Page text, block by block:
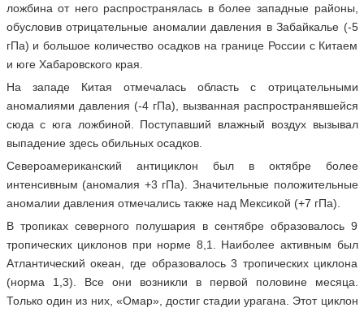
ложбина от него распространялась в более западные районы,
обусловив отрицательные аномалии давления в Забайкалье (-5
гПа) и большое количество осадков на границе России с Китаем
и юге Хабаровского края.
На западе Китая отмечалась область с отрицательными
аномалиями давления (-4 гПа), вызванная распространявшейся
сюда с юга ложбиной. Поступавший влажный воздух вызывал
выпадение здесь обильных осадков.
Североамериканский антициклон был в октябре более
интенсивным (аномалия +3 гПа). Значительные положительные
аномалии давления отмечались также над Мексикой (+7 гПа).
В тропиках северного полушария в сентябре образовалось 9
тропических циклонов при норме 8,1. Наиболее активным был
Атлантический океан, где образовалось 3 тропических циклона
(норма 1,3). Все они возникли в первой половине месяца.
Только один из них, «Омар», достиг стадии урагана. Этот циклон